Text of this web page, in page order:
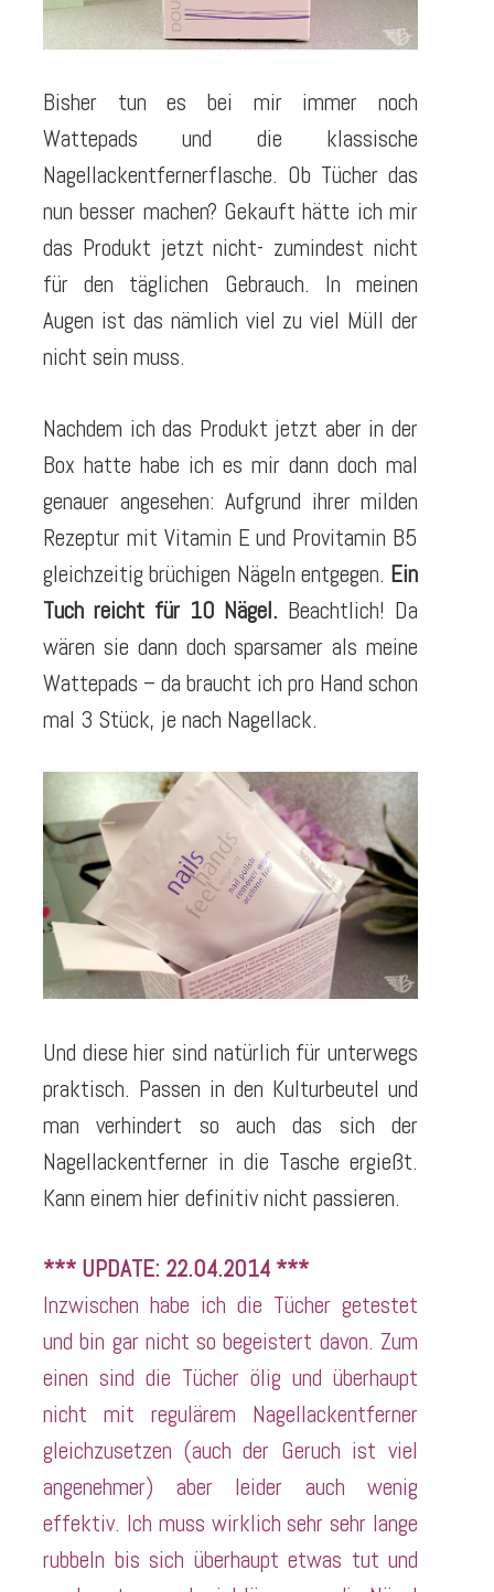
Bisher tun es bei mir immer noch
Wattepads und die klassische
Nagellackentfernerflasche. Ob Tücher das
nun besser machen? Gekauft hätte ich mir
das Produkt jetzt nicht- zumindest nicht
für den täglichen Gebrauch. In meinen
Augen ist das nämlich viel zu viel Müll der
nicht sein muss.
Nachdem ich das Produkt jetzt aber in der
Box hatte habe ich es mir dann doch mal
genauer angesehen: Aufgrund ihrer milden
Rezeptur mit Vitamin E und Provitamin B5
gleichzeitig brüchigen Nägeln entgegen. Ein
Tuch reicht für 10 Nägel. Beachtlich! Da
wären sie dann doch sparsamer als meine
Wattepads – da braucht ich pro Hand schon
mal 3 Stück, je nach Nagellack.
Und diese hier sind natürlich für unterwegs
praktisch. Passen in den Kulturbeutel und
man verhindert so auch das sich der
Nagellackentferner in die Tasche ergießt.
Kann einem hier definitiv nicht passieren.
*** UPDATE: 22.04.2014 ***
Inzwischen habe ich die Tücher getestet
und bin gar nicht so begeistert davon. Zum
einen sind die Tücher ölig und überhaupt
nicht mit regulärem Nagellackentferner
gleichzusetzen (auch der Geruch ist viel
angenehmer) aber leider auch wenig
effektiv. Ich muss wirklich sehr sehr lange
rubbeln bis sich überhaupt etwas tut und